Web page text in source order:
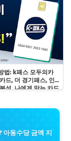
법: k패스 모두의카
드, 더 경기패스, 인
석, 나에게 맞는 카드
아동수당 금액 지